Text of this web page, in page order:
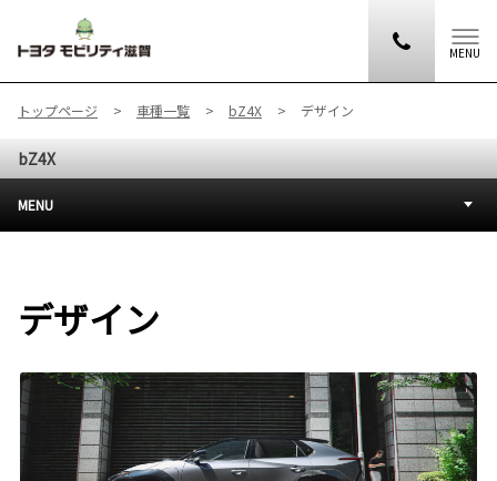
MENU
トップページ 車種一覧 bZ4X デザイン
bZ4X
MENU
デザイン